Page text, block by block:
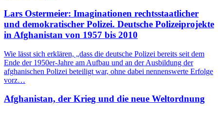
Lars Ostermeier: Imaginationen rechtsstaatlicher
und demokratischer Polizei. Deutsche Polizeiprojekte
in Afghanistan von 1957 bis 2010
Wie lässt sich erklären, „dass die deutsche Polizei bereits seit dem
Ende der 1950er-Jahre am Aufbau und an der Ausbildung der
afghanischen Polizei beteiligt war, ohne dabei nennenswerte Erfolge
vorz…
Afghanistan, der Krieg und die neue Weltordnung